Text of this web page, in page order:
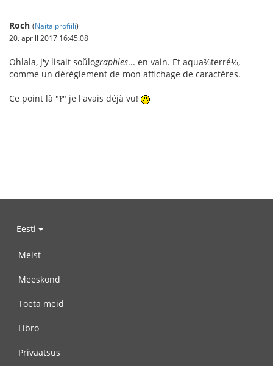
Roch (Näita profiili)
20. aprill 2017 16:45.08
Ohlala, j'y lisait soŭlographies... en vain. Et aqua⅔terré⅓,
comme un dérèglement de mon affichage de caractères.
Ce point là "‽" je l'avais déjà vu!
Eesti
Meist
Meeskond
Toeta meid
Libro
Privaatsus